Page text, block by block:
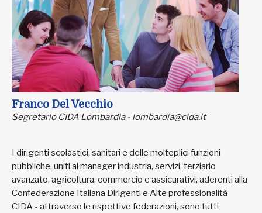
Franco Del Vecchio
Segretario CIDA Lombardia - lombardia@cida.it
I dirigenti scolastici, sanitari e delle molteplici funzioni
pubbliche, uniti ai manager industria, servizi, terziario
avanzato, agricoltura, commercio e assicurativi, aderenti alla
Confederazione Italiana Dirigenti e Alte professionalità
CIDA - attraverso le rispettive federazioni, sono tutti